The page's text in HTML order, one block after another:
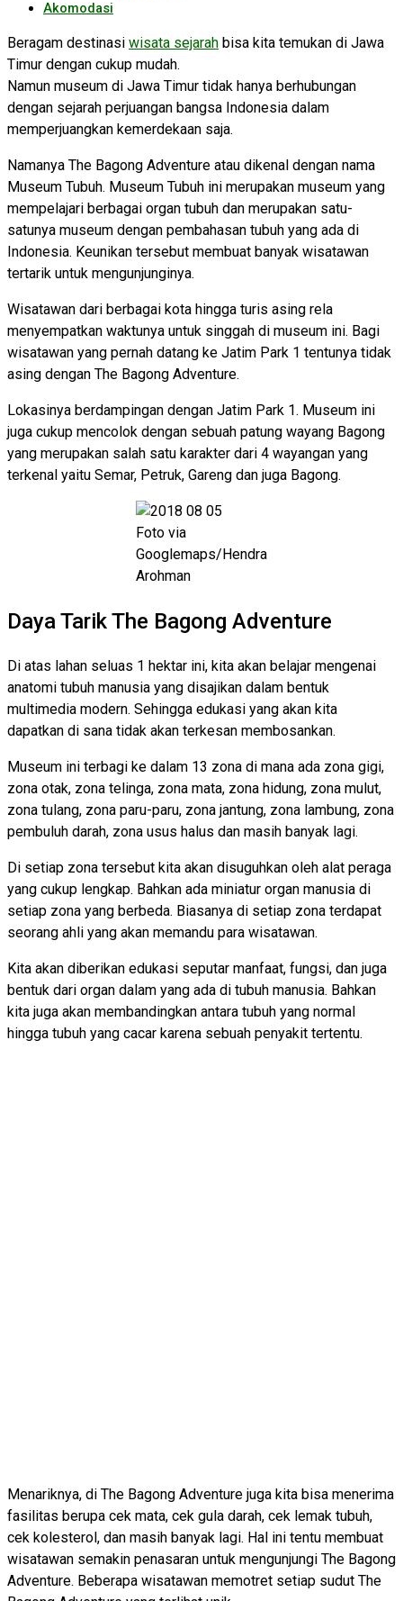
Akomodasi
Beragam destinasi wisata sejarah bisa kita temukan di Jawa
Timur dengan cukup mudah.
Namun museum di Jawa Timur tidak hanya berhubungan
dengan sejarah perjuangan bangsa Indonesia dalam
memperjuangkan kemerdekaan saja.
Namanya The Bagong Adventure atau dikenal dengan nama
Museum Tubuh. Museum Tubuh ini merupakan museum yang
mempelajari berbagai organ tubuh dan merupakan satu-
satunya museum dengan pembahasan tubuh yang ada di
Indonesia. Keunikan tersebut membuat banyak wisatawan
tertarik untuk mengunjunginya.
Wisatawan dari berbagai kota hingga turis asing rela
menyempatkan waktunya untuk singgah di museum ini. Bagi
wisatawan yang pernah datang ke Jatim Park 1 tentunya tidak
asing dengan The Bagong Adventure.
Lokasinya berdampingan dengan Jatim Park 1. Museum ini
juga cukup mencolok dengan sebuah patung wayang Bagong
yang merupakan salah satu karakter dari 4 wayangan yang
terkenal yaitu Semar, Petruk, Gareng dan juga Bagong.
Foto via
Googlemaps/Hendra
Arohman
Daya Tarik The Bagong Adventure
Di atas lahan seluas 1 hektar ini, kita akan belajar mengenai
anatomi tubuh manusia yang disajikan dalam bentuk
multimedia modern. Sehingga edukasi yang akan kita
dapatkan di sana tidak akan terkesan membosankan.
Museum ini terbagi ke dalam 13 zona di mana ada zona gigi,
zona otak, zona telinga, zona mata, zona hidung, zona mulut,
zona tulang, zona paru-paru, zona jantung, zona lambung, zona
pembuluh darah, zona usus halus dan masih banyak lagi.
Di setiap zona tersebut kita akan disuguhkan oleh alat peraga
yang cukup lengkap. Bahkan ada miniatur organ manusia di
setiap zona yang berbeda. Biasanya di setiap zona terdapat
seorang ahli yang akan memandu para wisatawan.
Kita akan diberikan edukasi seputar manfaat, fungsi, dan juga
bentuk dari organ dalam yang ada di tubuh manusia. Bahkan
kita juga akan membandingkan antara tubuh yang normal
hingga tubuh yang cacar karena sebuah penyakit tertentu.
Menariknya, di The Bagong Adventure juga kita bisa menerima
fasilitas berupa cek mata, cek gula darah, cek lemak tubuh,
cek kolesterol, dan masih banyak lagi. Hal ini tentu membuat
wisatawan semakin penasaran untuk mengunjungi The Bagong
Adventure. Beberapa wisatawan memotret setiap sudut The